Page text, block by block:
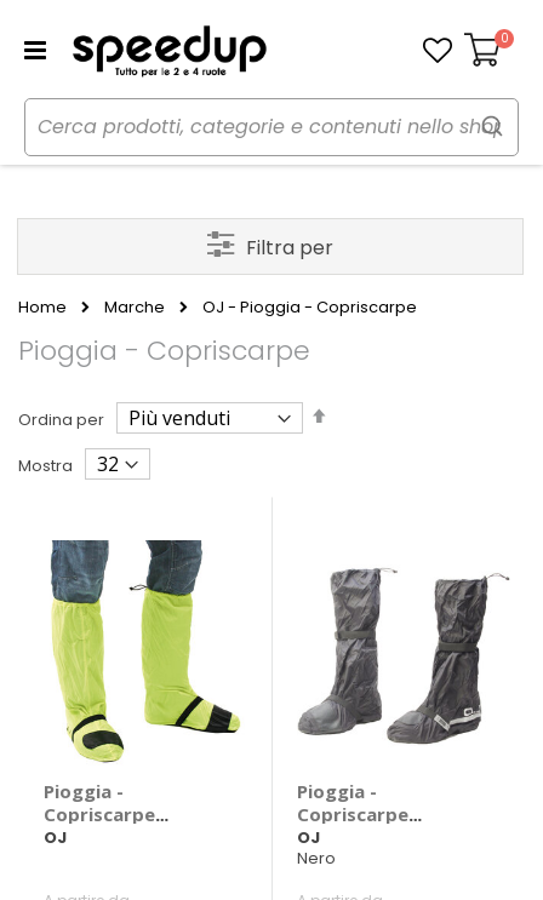
Carrello
0
Home Marche OJ - Pioggia - Copriscarpe
Pioggia - Copriscarpe
Ordina per
Imposta
Mostra
Pioggia -
Copriscarpe
Compact and Fluo
OJ
Pioggia -
Copriscarpe
Compact And
OJ
Nero
Filtra per